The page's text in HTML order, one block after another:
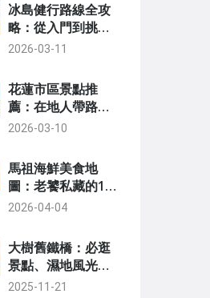
冰島健行路線全攻
略：從入門到挑
戰，規劃你的完美
2026-03-11
花蓮市區景點推
薦：在地人帶路，
輕鬆玩遍山海城
2026-03-10
馬祖海鮮美食地
圖：老饕私藏的10
道必吃海味與餐廳
2026-04-04
大樹舊鐵橋：必逛
景點、濕地風光與
周邊玩法全攻略
2025-11-21